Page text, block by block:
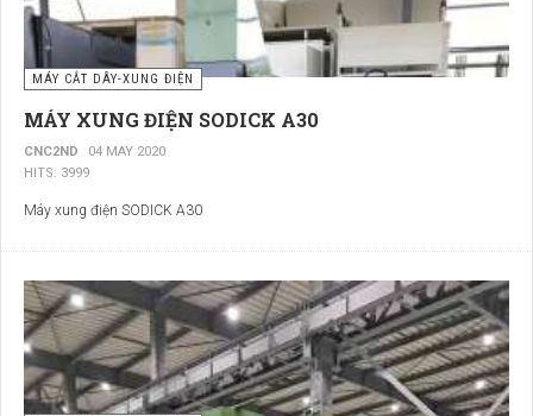
MÁY CẮT DÂY-XUNG ĐIỆN
MÁY XUNG ĐIỆN SODICK A30
CNC2ND
04 MAY 2020
HITS: 3999
Máy xung điện SODICK A30